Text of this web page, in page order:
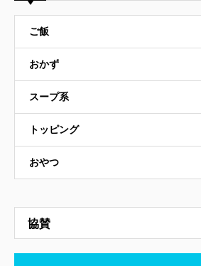
ご飯
おかず
スープ系
トッピング
おやつ
協賛